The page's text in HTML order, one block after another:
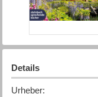
Details
Urheber: